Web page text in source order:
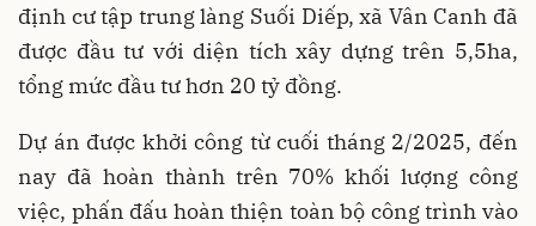
định cư tập trung làng Suối Diếp, xã Vân Canh đã
được đầu tư với diện tích xây dựng trên 5,5ha,
tổng mức đầu tư hơn 20 tỷ đồng.
Dự án được khởi công từ cuối tháng 2/2025, đến
nay đã hoàn thành trên 70% khối lượng công
việc, phấn đấu hoàn thiện toàn bộ công trình vào